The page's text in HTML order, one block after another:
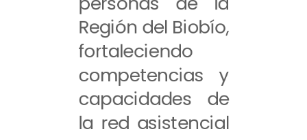
Región del Biobío,
fortaleciendo
competencias y
capacidades de
la red asistencial